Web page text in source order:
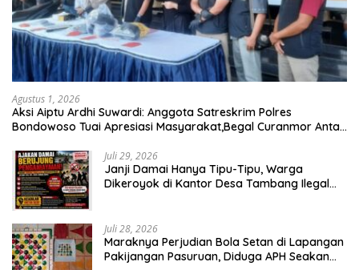
Agustus 1, 2026
Aksi Aiptu Ardhi Suwardi: Anggota Satreskrim Polres
Bondowoso Tuai Apresiasi Masyarakat,Begal Curanmor Antar
Juli 29, 2026
Janji Damai Hanya Tipu-Tipu, Warga
Dikeroyok di Kantor Desa Tambang Ilegal
Juli 28, 2026
Maraknya Perjudian Bola Setan di Lapangan
Pakijangan Pasuruan, Diduga APH Seakan